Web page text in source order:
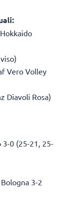
Vero Volley
Diavoli Rosa)
3-0 (25-21, 25-
3-2